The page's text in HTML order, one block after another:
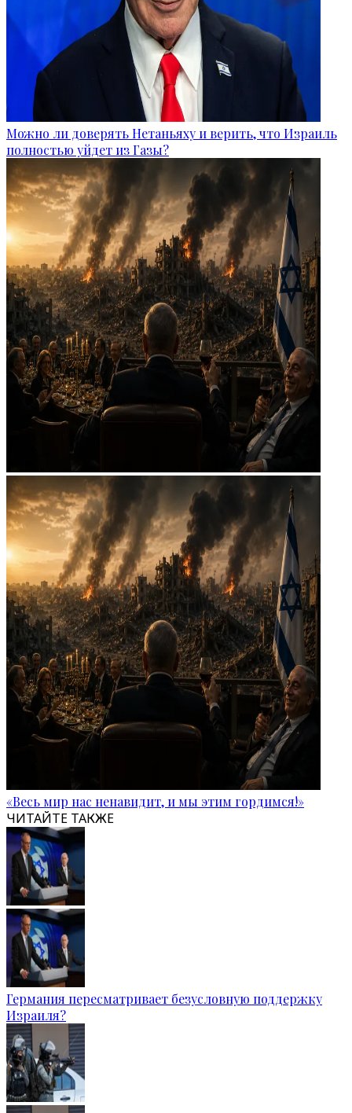
Можно ли доверять Нетаньяху и верить, что Израиль
полностью уйдет из Газы?
«Весь мир нас ненавидит, и мы этим гордимся!»
ЧИТАЙТЕ ТАКЖЕ
Германия пересматривает безусловную поддержку
Израиля?